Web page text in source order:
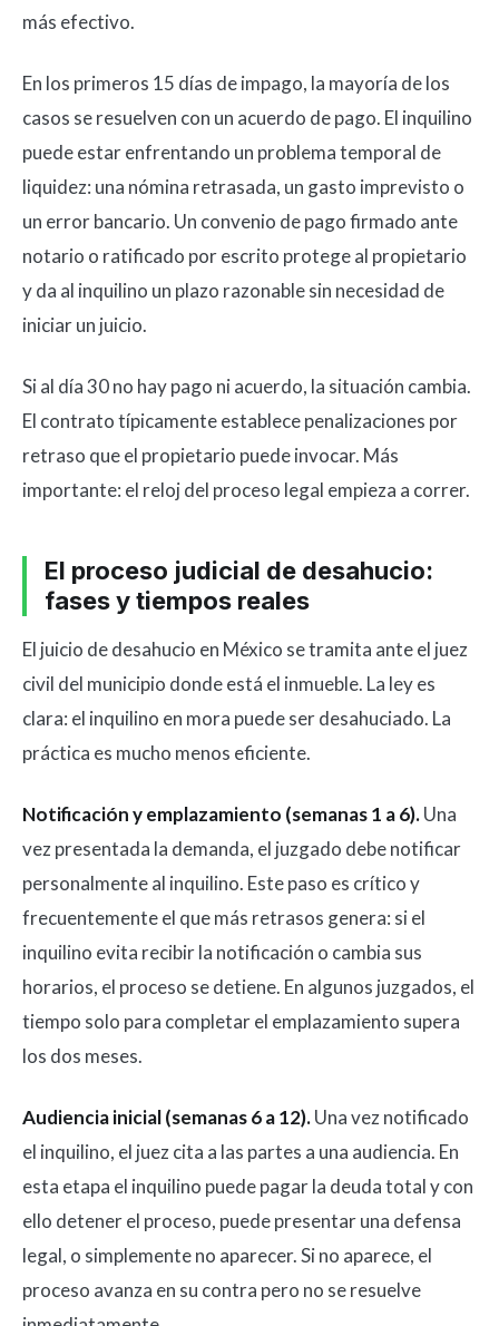
más efectivo.
En los primeros 15 días de impago, la mayoría de los
casos se resuelven con un acuerdo de pago. El inquilino
puede estar enfrentando un problema temporal de
liquidez: una nómina retrasada, un gasto imprevisto o
un error bancario. Un convenio de pago firmado ante
notario o ratificado por escrito protege al propietario
y da al inquilino un plazo razonable sin necesidad de
iniciar un juicio.
Si al día 30 no hay pago ni acuerdo, la situación cambia.
El contrato típicamente establece penalizaciones por
retraso que el propietario puede invocar. Más
importante: el reloj del proceso legal empieza a correr.
El proceso judicial de desahucio:
fases y tiempos reales
El juicio de desahucio en México se tramita ante el juez
civil del municipio donde está el inmueble. La ley es
clara: el inquilino en mora puede ser desahuciado. La
práctica es mucho menos eficiente.
Notificación y emplazamiento (semanas 1 a 6).Una
vez presentada la demanda, el juzgado debe notificar
personalmente al inquilino. Este paso es crítico y
frecuentemente el que más retrasos genera: si el
inquilino evita recibir la notificación o cambia sus
horarios, el proceso se detiene. En algunos juzgados, el
tiempo solo para completar el emplazamiento supera
los dos meses.
Audiencia inicial (semanas 6 a 12).Una vez notificado
el inquilino, el juez cita a las partes a una audiencia. En
esta etapa el inquilino puede pagar la deuda total y con
ello detener el proceso, puede presentar una defensa
legal, o simplemente no aparecer. Si no aparece, el
proceso avanza en su contra pero no se resuelve